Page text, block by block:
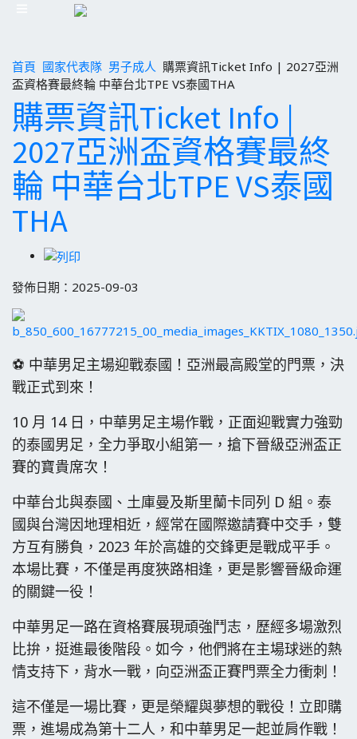
首頁 國家代表隊 男子成人 購票資訊Ticket Info | 2027亞洲
盃資格賽最終輪 中華台北TPE VS泰國THA
購票資訊Ticket Info |
2027亞洲盃資格賽最終
輪 中華台北TPE VS泰國
THA
發佈日期：2025-09-03
⚽ 中華男足主場迎戰泰國！亞洲最高殿堂的門票，決
戰正式到來！
10 月 14 日，中華男足主場作戰，正面迎戰實力強勁
的泰國男足，全力爭取小組第一，搶下晉級亞洲盃正
賽的寶貴席次！
中華台北與泰國、土庫曼及斯里蘭卡同列 D 組。泰
國與台灣因地理相近，經常在國際邀請賽中交手，雙
方互有勝負，2023 年於高雄的交鋒更是戰成平手。
本場比賽，不僅是再度狹路相逢，更是影響晉級命運
的關鍵一役！
中華男足一路在資格賽展現頑強鬥志，歷經多場激烈
比拚，挺進最後階段。如今，他們將在主場球迷的熱
情支持下，背水一戰，向亞洲盃正賽門票全力衝刺！
這不僅是一場比賽，更是榮耀與夢想的戰役！立即購
票，進場成為第十二人，和中華男足一起並肩作戰！